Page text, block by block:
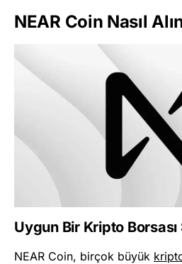
NEAR Coin Nasıl
Uygun Bir Kripto Borsası
NEAR Coin, birçok büyük